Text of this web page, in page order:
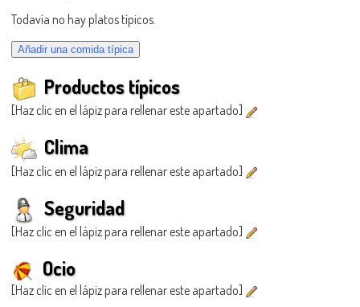
Todavía no hay platos típicos.
Productos típicos
[Haz clic en el lápiz para rellenar este apartado]
Clima
[Haz clic en el lápiz para rellenar este apartado]
Seguridad
[Haz clic en el lápiz para rellenar este apartado]
Ocio
[Haz clic en el lápiz para rellenar este apartado]